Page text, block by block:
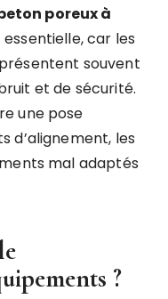
poreux à
car les
souvent
et de sécurité.
une pose
d’alignement, les
mal adaptés
?